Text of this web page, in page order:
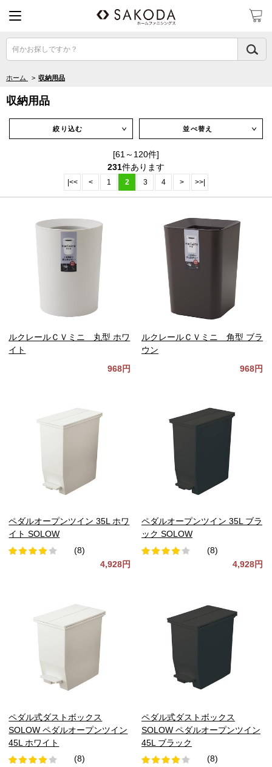
何かお探しですか？
ホーム > 収納用品
収納用品
絞り込む ∨ 並べ替え ∨
[61～120件]
231件あります
|<< < 1 2 3 4 > >>|
ルクレールＣＶミニ 丸型 ホワ
イト
968円
ルクレールＣＶミニ 角型 ブラ
ウン
968円
ペダルオープンツイン 35L ホワ
イト SOLOW
(8)
4,928円
ペダルオープンツイン 35L ブラ
ック SOLOW
(8)
4,928円
ペダル式ダストボックス
SOLOW ペダルオープンツイン
45L ホワイト
(8)
ペダル式ダストボックス
SOLOW ペダルオープンツイン
45L ブラック
(8)